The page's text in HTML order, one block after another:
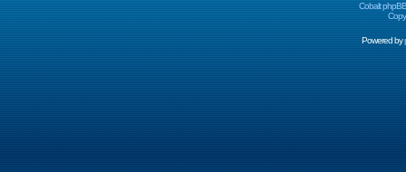
Cobalt
Powered by